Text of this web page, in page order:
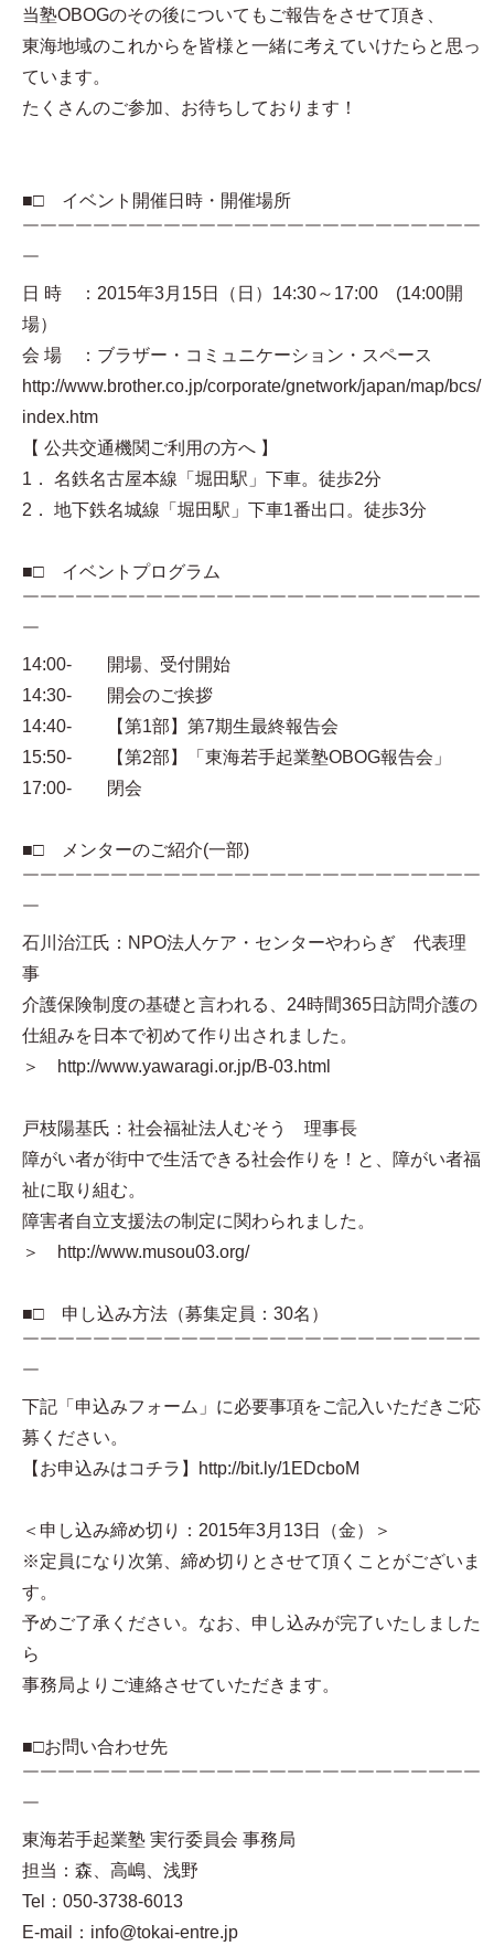
当塾OBOGのその後についてもご報告をさせて頂き、
東海地域のこれからを皆様と一緒に考えていけたらと思っ
ています。
たくさんのご参加、お待ちしております！
■□ イベント開催日時・開催場所
￣￣￣￣￣￣￣￣￣￣￣￣￣￣￣￣￣￣￣￣￣￣￣￣￣￣
￣
日 時 ：2015年3月15日（日）14:30～17:00 (14:00開
場）
会 場 ：ブラザー・コミュニケーション・スペース
http://www.brother.co.jp/corporate/gnetwork/japan/map/bcs/
index.htm
【 公共交通機関ご利用の方へ 】
1． 名鉄名古屋本線「堀田駅」下車。徒歩2分
2． 地下鉄名城線「堀田駅」下車1番出口。徒歩3分
■□ イベントプログラム
￣￣￣￣￣￣￣￣￣￣￣￣￣￣￣￣￣￣￣￣￣￣￣￣￣￣
￣
14:00- 開場、受付開始
14:30- 開会のご挨拶
14:40- 【第1部】第7期生最終報告会
15:50- 【第2部】「東海若手起業塾OBOG報告会」
17:00- 閉会
■□ メンターのご紹介(一部)
￣￣￣￣￣￣￣￣￣￣￣￣￣￣￣￣￣￣￣￣￣￣￣￣￣￣
￣
石川治江氏：NPO法人ケア・センターやわらぎ 代表理
事
介護保険制度の基礎と言われる、24時間365日訪問介護の
仕組みを日本で初めて作り出されました。
＞ http://www.yawaragi.or.jp/B-03.html
戸枝陽基氏：社会福祉法人むそう 理事長
障がい者が街中で生活できる社会作りを！と、障がい者福
祉に取り組む。
障害者自立支援法の制定に関わられました。
＞ http://www.musou03.org/
■□ 申し込み方法（募集定員：30名）
￣￣￣￣￣￣￣￣￣￣￣￣￣￣￣￣￣￣￣￣￣￣￣￣￣￣
￣
下記「申込みフォーム」に必要事項をご記入いただきご応
募ください。
【お申込みはコチラ】http://bit.ly/1EDcboM
＜申し込み締め切り：2015年3月13日（金）＞
※定員になり次第、締め切りとさせて頂くことがございま
す。
予めご了承ください。なお、申し込みが完了いたしました
ら
事務局よりご連絡させていただきます。
■□お問い合わせ先
￣￣￣￣￣￣￣￣￣￣￣￣￣￣￣￣￣￣￣￣￣￣￣￣￣￣
￣
東海若手起業塾 実行委員会 事務局
担当：森、高嶋、浅野
Tel：050-3738-6013
E-mail：info@tokai-entre.jp